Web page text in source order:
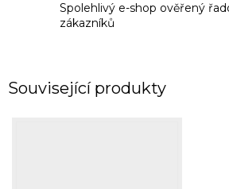
Spolehlivý e-shop ověřený
zákazníků
Související produkty